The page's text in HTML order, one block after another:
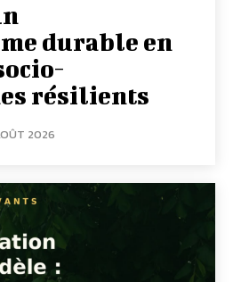
durable en
résilients
2026